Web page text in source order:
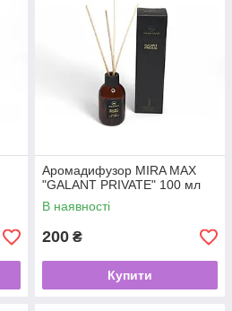
Аромадифузор MIRA MAX
"GALANT PRIVATE" 100 мл
В наявності
200 ₴
Купити